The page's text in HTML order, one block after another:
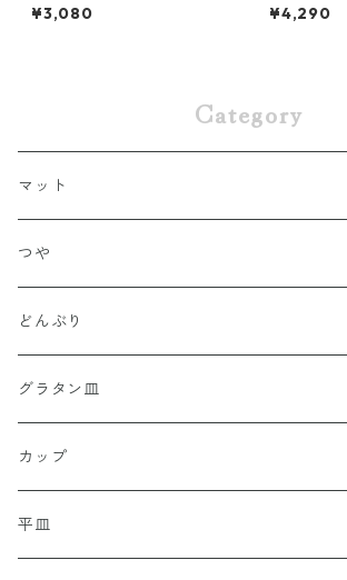
¥3,080 ¥4,290
Category
マット
つや
どんぶり
グラタン皿
カップ
平皿